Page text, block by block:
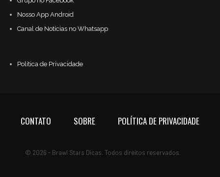
Nosso App Android
Canal de Notícias no Whatsapp
Política de Privacidade
CONTATO SOBRE POLÍTICA DE PRIVACIDADE
© 2026 - Brawl Stars Dicas. Todos direitos reservados.